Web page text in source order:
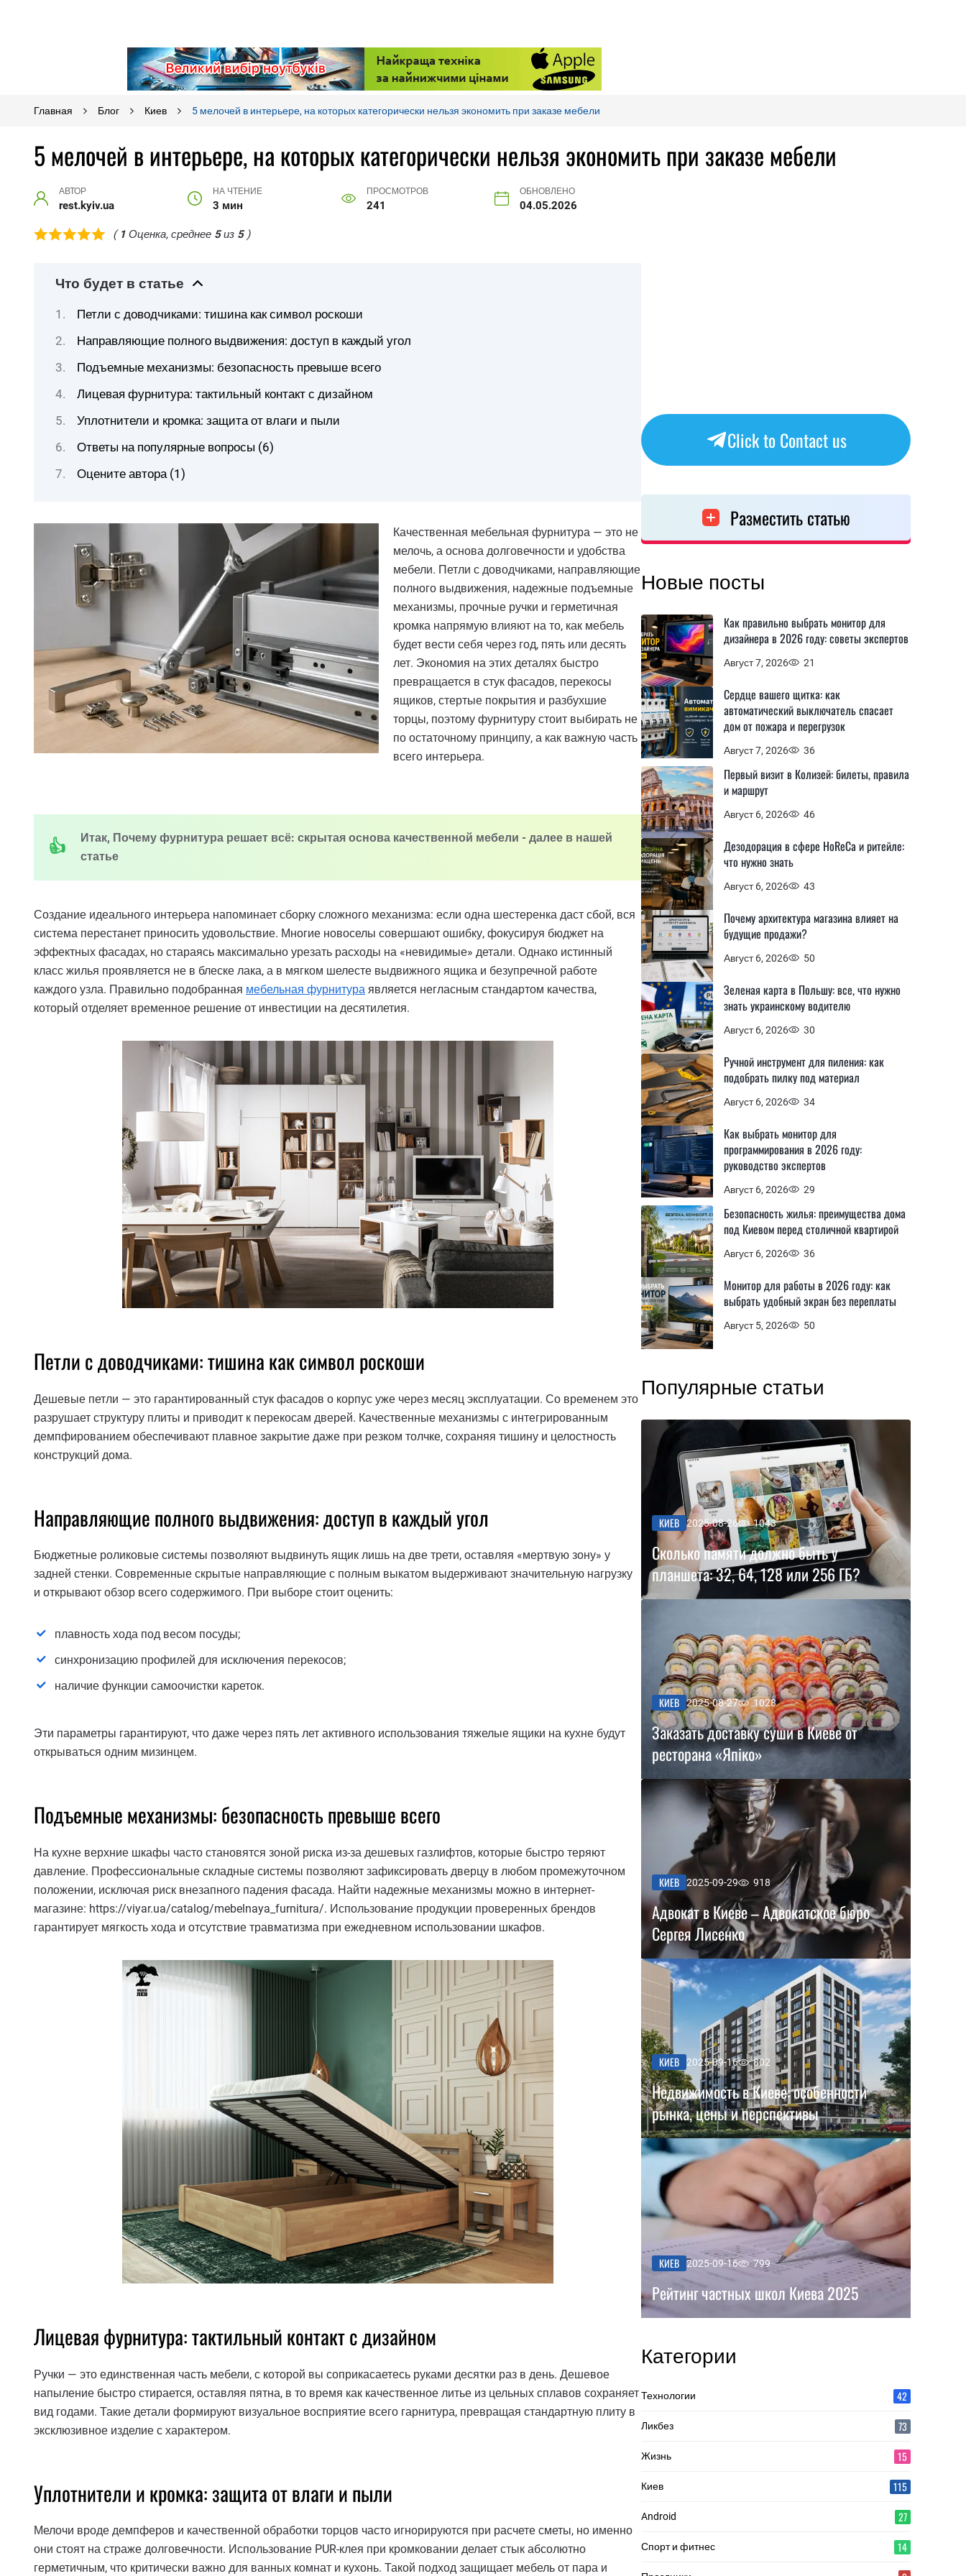
Главная Блог Киев 5 мелочей в интерьере, на которых категорически нельзя экономить при заказе мебели
5 мелочей в интерьере, на которых категорически нельзя экономить при заказе мебели
АВТОР
rest.kyiv.ua
НА ЧТЕНИЕ
3 мин
ПРОСМОТРОВ
241
ОБНОВЛЕНО
04.05.2026
( 1 Оценка, среднее 5из 5)
Что будет в статье
Петли с доводчиками: тишина как символ роскоши
Направляющие полного выдвижения: доступ в каждый угол
Подъемные механизмы: безопасность превыше всего
Лицевая фурнитура: тактильный контакт с дизайном
Уплотнители и кромка: защита от влаги и пыли
Ответы на популярные вопросы (6)
Оцените автора (1)
Качественная мебельная фурнитура — это не
мелочь, а основа долговечности и удобства
мебели. Петли с доводчиками, направляющие
полного выдвижения, надежные подъемные
механизмы, прочные ручки и герметичная
кромка напрямую влияют на то, как мебель
будет вести себя через год, пять или десять
лет. Экономия на этих деталях быстро
превращается в стук фасадов, перекосы
ящиков, стертые покрытия и разбухшие
торцы, поэтому фурнитуру стоит выбирать не
по остаточному принципу, а как важную часть
всего интерьера.
Итак, Почему фурнитура решает всё: скрытая основа качественной мебели - далее в нашей
статье
Создание идеального интерьера напоминает сборку сложного механизма: если одна шестеренка даст сбой, вся
система перестанет приносить удовольствие. Многие новоселы совершают ошибку, фокусируя бюджет на
эффектных фасадах, но стараясь максимально урезать расходы на «невидимые» детали. Однако истинный
класс жилья проявляется не в блеске лака, а в мягком шелесте выдвижного ящика и безупречной работе
каждого узла. Правильно подобранная мебельная фурнитура является негласным стандартом качества,
который отделяет временное решение от инвестиции на десятилетия.
Петли с доводчиками: тишина как символ роскоши
Дешевые петли — это гарантированный стук фасадов о корпус уже через месяц эксплуатации. Со временем это
разрушает структуру плиты и приводит к перекосам дверей. Качественные механизмы с интегрированным
демпфированием обеспечивают плавное закрытие даже при резком толчке, сохраняя тишину и целостность
конструкций дома.
Направляющие полного выдвижения: доступ в каждый угол
Бюджетные роликовые системы позволяют выдвинуть ящик лишь на две трети, оставляя «мертвую зону» у
задней стенки. Современные скрытые направляющие с полным выкатом выдерживают значительную нагрузку
и открывают обзор всего содержимого. При выборе стоит оценить:
плавность хода под весом посуды;
синхронизацию профилей для исключения перекосов;
наличие функции самоочистки кареток.
Эти параметры гарантируют, что даже через пять лет активного использования тяжелые ящики на кухне будут
открываться одним мизинцем.
Подъемные механизмы: безопасность превыше всего
На кухне верхние шкафы часто становятся зоной риска из-за дешевых газлифтов, которые быстро теряют
давление. Профессиональные складные системы позволяют зафиксировать дверцу в любом промежуточном
положении, исключая риск внезапного падения фасада. Найти надежные механизмы можно в интернет-
магазине: https://viyar.ua/catalog/mebelnaya_furnitura/. Использование продукции проверенных брендов
гарантирует мягкость хода и отсутствие травматизма при ежедневном использовании шкафов.
Лицевая фурнитура: тактильный контакт с дизайном
Ручки — это единственная часть мебели, с которой вы соприкасаетесь руками десятки раз в день. Дешевое
напыление быстро стирается, оставляя пятна, в то время как качественное литье из цельных сплавов сохраняет
вид годами. Такие детали формируют визуальное восприятие всего гарнитура, превращая стандартную плиту в
эксклюзивное изделие с характером.
Уплотнители и кромка: защита от влаги и пыли
Мелочи вроде демпферов и качественной обработки торцов часто игнорируются при расчете сметы, но именно
они стоят на страже долговечности. Использование PUR-клея при кромковании делает стык абсолютно
герметичным, что критически важно для ванных комнат и кухонь. Такой подход защищает мебель от пара и
Click to Contact us
Разместить статью
Новые посты
Август 7, 2026 21
Как правильно выбрать монитор для
дизайнера в 2026 году: советы экспертов
Август 7, 2026 36
Сердце вашего щитка: как
автоматический выключатель спасает
дом от пожара и перегрузок
Август 6, 2026 46
Первый визит в Колизей: билеты, правила
и маршрут
Август 6, 2026 43
Дезодорация в сфере HoReCa и ритейле:
что нужно знать
Август 6, 2026 50
Почему архитектура магазина влияет на
будущие продажи?
Август 6, 2026 30
Зеленая карта в Польшу: все, что нужно
знать украинскому водителю
Август 6, 2026 34
Ручной инструмент для пиления: как
подобрать пилку под материал
Август 6, 2026 29
Как выбрать монитор для
программирования в 2026 году:
руководство экспертов
Август 6, 2026 36
Безопасность жилья: преимущества дома
под Киевом перед столичной квартирой
Август 5, 2026 50
Монитор для работы в 2026 году: как
выбрать удобный экран без переплаты
Популярные статьи
КИЕВ 2025-08-26 1043
Сколько памяти должно быть у
планшета: 32, 64, 128 или 256 ГБ?
КИЕВ 2025-08-27 1028
Заказать доставку суши в Киеве от
ресторана «Япіко»
КИЕВ 2025-09-29 918
Адвокат в Киеве – Адвокатское бюро
Сергея Лисенко
КИЕВ 2025-09-16 802
Недвижимость в Киеве: особенности
рынка, цены и перспективы
КИЕВ 2025-09-16 799
Рейтинг частных школ Киева 2025
Категории
Технологии 42
Ликбез 73
Жизнь 15
Киев 115
Android 27
Спорт и фитнес 14